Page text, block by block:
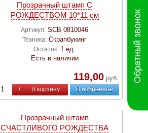
Прозрачный штамп С
РОЖДЕСТВОМ 10*11 см
Артикул: SCB 0810046
Техника: Скрапбукинг
Остаток: 1 ед.
Есть в наличии
119,00руб.
+ В корзину В избранное
Прозрачный штамп
СЧАСТЛИВОГО РОЖДЕСТВА
Обратный звонок